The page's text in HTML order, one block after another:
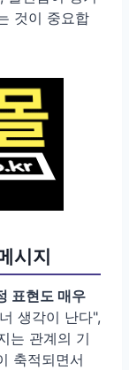
것이 중요합
시지
표현도 매우
생각이 난다",
는 관계의 기
축적되면서